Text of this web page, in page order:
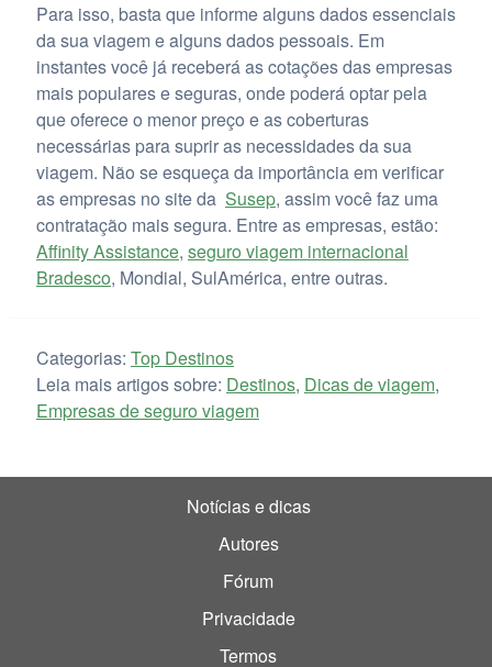
Para isso, basta que informe alguns dados essenciais
da sua viagem e alguns dados pessoais. Em
instantes você já receberá as cotações das empresas
mais populares e seguras, onde poderá optar pela
que oferece o menor preço e as coberturas
necessárias para suprir as necessidades da sua
viagem. Não se esqueça da importância em verificar
as empresas no site da Susep, assim você faz uma
contratação mais segura. Entre as empresas, estão:
Affinity Assistance, seguro viagem internacional
Bradesco, Mondial, SulAmérica, entre outras.
Categorias: Top Destinos
Leia mais artigos sobre: Destinos, Dicas de viagem,
Empresas de seguro viagem
Notícias e dicas
Autores
Fórum
Privacidade
Termos